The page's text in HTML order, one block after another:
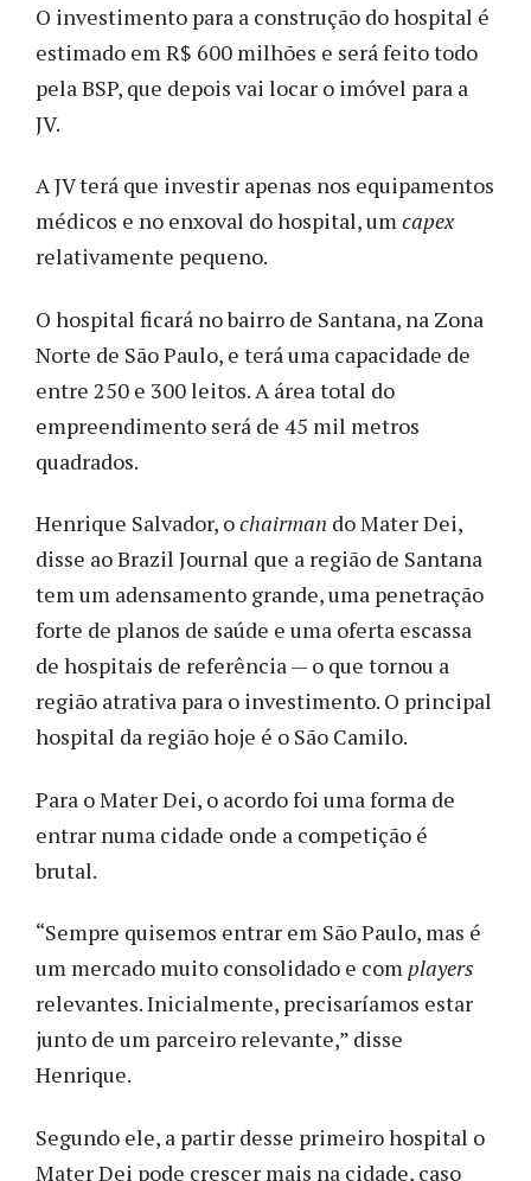
O investimento para a construção do hospital é
estimado em R$ 600 milhões e será feito todo
pela BSP, que depois vai locar o imóvel para a
JV.
A JV terá que investir apenas nos equipamentos
médicos e no enxoval do hospital, umcapex
relativamente pequeno.
O hospital ficará no bairro de Santana, na Zona
Norte de São Paulo, e terá uma capacidade de
entre 250 e 300 leitos. A área total do
empreendimento será de 45 mil metros
quadrados.
Henrique Salvador, ochairman do Mater Dei,
disse ao Brazil Journal que a região de Santana
tem um adensamento grande, uma penetração
forte de planos de saúde e uma oferta escassa
de hospitais de referência — o que tornou a
região atrativa para o investimento. O principal
hospital da região hoje é o São Camilo.
Para o Mater Dei, o acordo foi uma forma de
entrar numa cidade onde a competição é
brutal.
“Sempre quisemos entrar em São Paulo, mas é
um mercado muito consolidado e com players
relevantes. Inicialmente, precisaríamos estar
junto de um parceiro relevante,” disse
Henrique.
Segundo ele, a partir desse primeiro hospital o
Mater Dei pode crescer mais na cidade, caso